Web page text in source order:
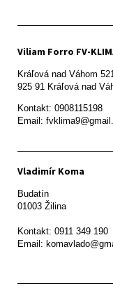
Viliam Forro FV-
Kráľová nad Váhom 521
Kontakt: 0908115198
Email:
Vladimír Koma
Budatín
01003 Žilina
Kontakt: 0911 349 190